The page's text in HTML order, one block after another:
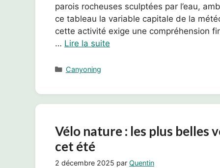
parois rocheuses sculptées par l’eau,
ce tableau la variable capitale de la
cette activité exige une compréhension
… Lire la suite
Catégories
Canyoning
Vélo nature : les plus belles
cet été
2 décembre 2025 par Quentin